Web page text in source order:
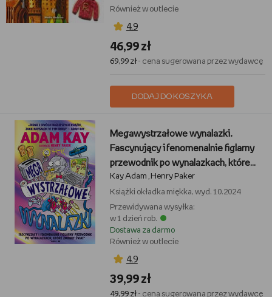
Również w outlecie
4,9
46,99 zł
69,99 zł- cena sugerowana przez wydawcę
DODAJ DO KOSZYKA
Megawystrzałowe wynalazki.
Fascynujący i fenomenalnie figlarny
przewodnik po wynalazkach, które
zmieniły świat (albo i nie)
Kay Adam
Henry Paker
Książki okładka miękka, wyd. 10.2024
Przewidywana wysyłka:
w 1 dzień rob.
Dostawa za darmo
Również w outlecie
4,9
39,99 zł
49,99 zł- cena sugerowana przez wydawcę